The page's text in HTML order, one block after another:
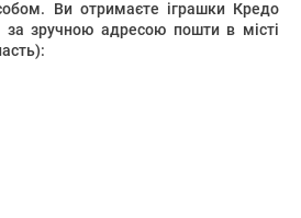
Ви отримаєте іграшки Кредо
за зручною адресою пошти в місті